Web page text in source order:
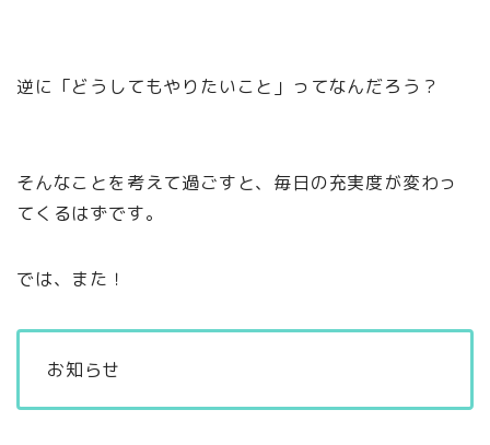
逆に「どうしてもやりたいこと」ってなんだろう？
そんなことを考えて過ごすと、毎日の充実度が変わっ
てくるはずです。
では、また！
お知らせ